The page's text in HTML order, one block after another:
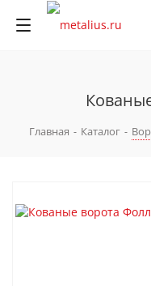
Главная - Каталог -